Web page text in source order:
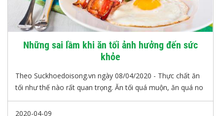
Những sai lầm khi ăn tối ảnh hưởng đến sức
khỏe
Theo Suckhoedoisong.vn ngày 08/04/2020 - Thực chất ăn
tối như thế nào rất quan trọng. Ăn tối quá muộn, ăn quá no
hoặc nhịn đói, không ăn chất đạm chỉ ăn chay để giảm
cân... đều là những thói quen sai lầm gây hại cho sức khỏe.
2020-04-09